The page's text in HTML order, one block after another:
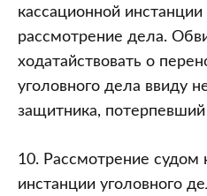
кассационной
рассмотрение дела.
ходатайствовать о
уголовного дела ввиду
защитника,
10. Рассмотрение судом
инстанции уголовного